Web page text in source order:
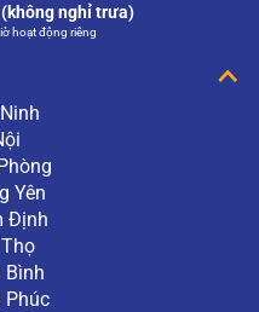
nghỉ trưa)
hoạt động riêng
Yên
Định
Bình
Phúc